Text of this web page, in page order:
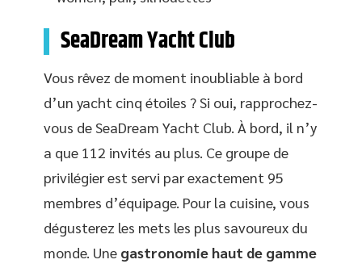
SeaDream Yacht Club
Vous rêvez de moment inoubliable à bord
d’un yacht cinq étoiles ? Si oui, rapprochez-
vous de SeaDream Yacht Club. À bord, il n’y
a que 112 invités au plus. Ce groupe de
privilégier est servi par exactement 95
membres d’équipage. Pour la cuisine, vous
dégusterez les mets les plus savoureux du
monde. Une gastronomie haut de gamme